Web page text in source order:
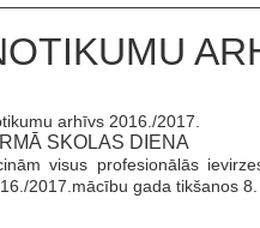
arhīvs 2016./2017.
SKOLAS DIENA
visus profesionālās
2017.mācību gada tikšanos